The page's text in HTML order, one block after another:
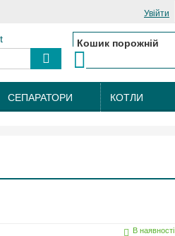
Увійти
Кошик порожній
СЕПАРАТОРИ КОТЛИ
В наявності